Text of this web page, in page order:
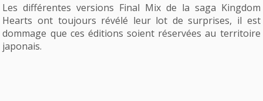
Les différentes versions Final Mix de la saga Kingdom
Hearts ont toujours révélé leur lot de surprises, il est
dommage que ces éditions soient réservées au territoire
japonais.